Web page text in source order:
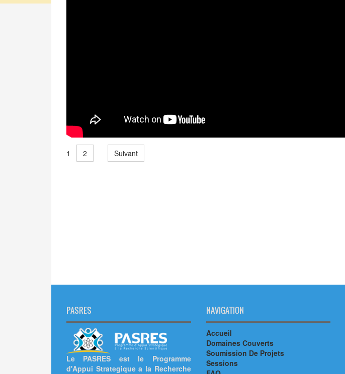
1 2 Suivant
PASRES
Le PASRES est le Programme
d'Appui Strategique a la Recherche
NAVIGATION
Accueil
Domaines Couverts
Soumission De Projets
Sessions